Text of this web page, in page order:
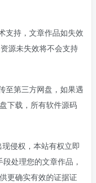
支持，文章作品如失效
源未失效将不会支持
至第三方网盘，如果遇
下载，所有软件源码
侵权，本站有权立即
处理您的文章作品，
更确实有效的证据证